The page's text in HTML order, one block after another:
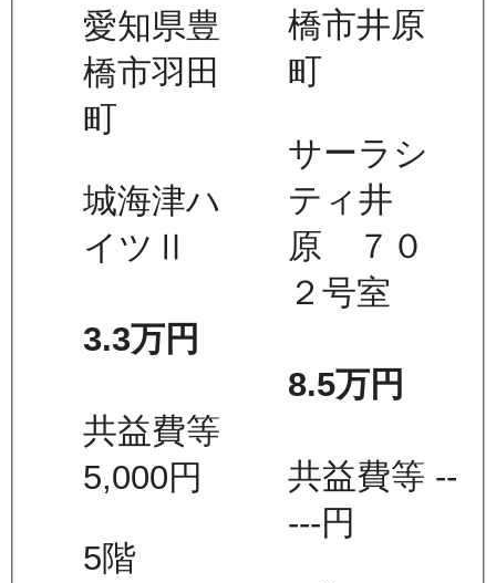
愛知県豊
橋市羽田
町
城海津ハ
イツⅡ
3.3万円
共益費等
5,000円
5階
橋市井原
町
サーラシ
ティ井
原 ７０
２号室
8.5万円
共益費等 --
---円